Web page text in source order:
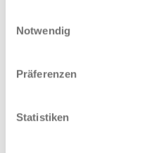
Notwendig
Präferenzen
Statistiken
E-Mail